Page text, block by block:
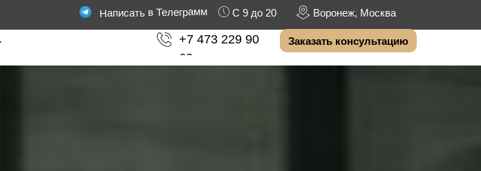
Заказать консультацию
+7 473 229 90
62
С 9 до 20 Воронеж, Москва
Написать в Телеграмм